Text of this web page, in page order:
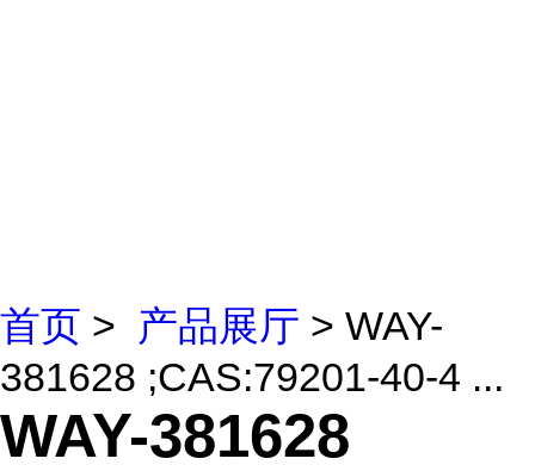
首页 > 产品展厅 > WAY-
381628 ;CAS:79201-40-4 ...
WAY-381628